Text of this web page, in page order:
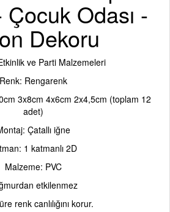
Odası -
Dekoru
ve Parti Malzemeleri
Renk: Rengarenk
3x8cm 4x6cm 2x4,5cm (toplam 12
adet)
Çatallı iğne
1 katmanlı 2D
Malzeme: PVC
etkilenmez
renk canlılığını korur.